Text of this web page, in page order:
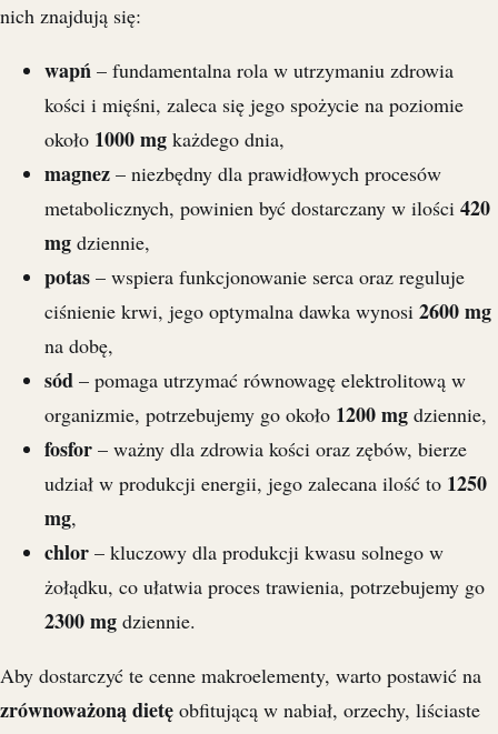
nich znajdują się:
wapń – fundamentalna rola w utrzymaniu zdrowia
kości i mięśni, zaleca się jego spożycie na poziomie
około 1000 mg każdego dnia,
magnez – niezbędny dla prawidłowych procesów
metabolicznych, powinien być dostarczany w ilości 420
mg dziennie,
potas – wspiera funkcjonowanie serca oraz reguluje
ciśnienie krwi, jego optymalna dawka wynosi 2600 mg
na dobę,
sód – pomaga utrzymać równowagę elektrolitową w
organizmie, potrzebujemy go około 1200 mg dziennie,
fosfor – ważny dla zdrowia kości oraz zębów, bierze
udział w produkcji energii, jego zalecana ilość to 1250
mg,
chlor – kluczowy dla produkcji kwasu solnego w
żołądku, co ułatwia proces trawienia, potrzebujemy go
2300 mg dziennie.
Aby dostarczyć te cenne makroelementy, warto postawić na
zrównoważoną dietę obfitującą w nabiał, orzechy, liściaste